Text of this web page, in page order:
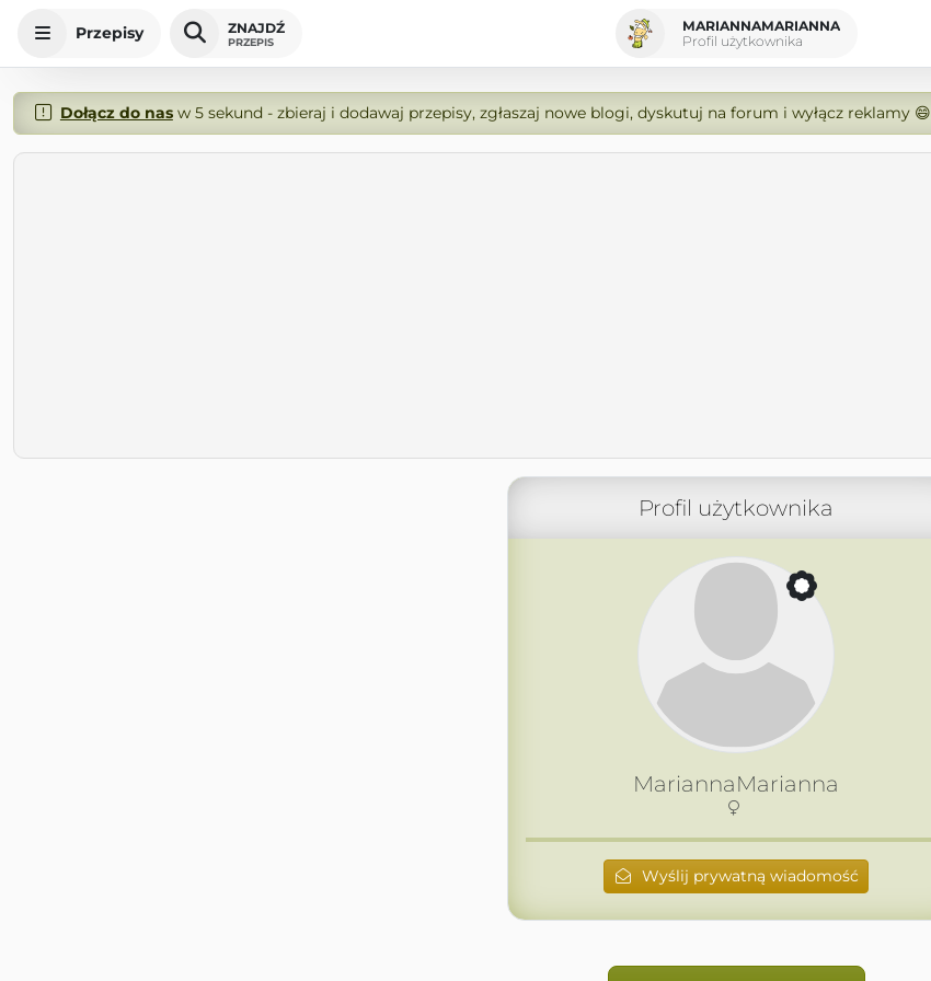
Przepisy ZNAJDŹ
PRZEPIS
MARIANNAMARIANNA
Profil użytkownika
Dołącz do nasw 5 sekund - zbieraj i dodawaj przepisy, zgłaszaj nowe blogi, dyskutuj na forum i wyłącz reklamy 😄
Profil użytkownika
MariannaMarianna
Wyślij prywatną wiadomość